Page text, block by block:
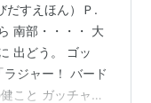
だすえほん）Ｐ.
南部・・・・ 大
出どう。 ゴッ
ジャー！ バード
こと ガッチャマ